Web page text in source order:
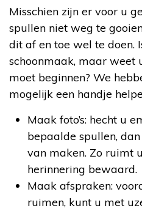
Misschien zijn er voor u
spullen niet weg te
dit af en toe wel te doen.
schoonmaak, maar weet
moet beginnen? We
mogelijk een handje
Maak foto’s: hecht u
bepaalde spullen,
van maken. Zo ruimt
herinnering bewaard.
Maak afspraken:
ruimen, kunt u met